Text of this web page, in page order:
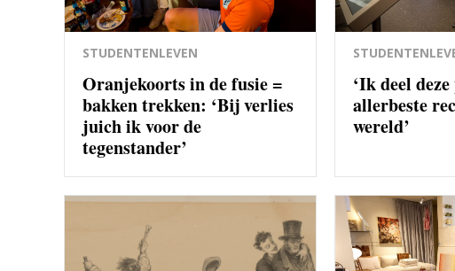
STUDENTENLEVEN
Oranjekoorts in de fusie =
bakken trekken: ‘Bij verlies
juich ik voor de
tegenstander’
‘Ik deel
allerbeste
wereld’